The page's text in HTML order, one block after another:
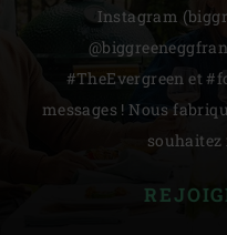
Instagram
#TheEvergreen et
messages ! Nous
souhaitez